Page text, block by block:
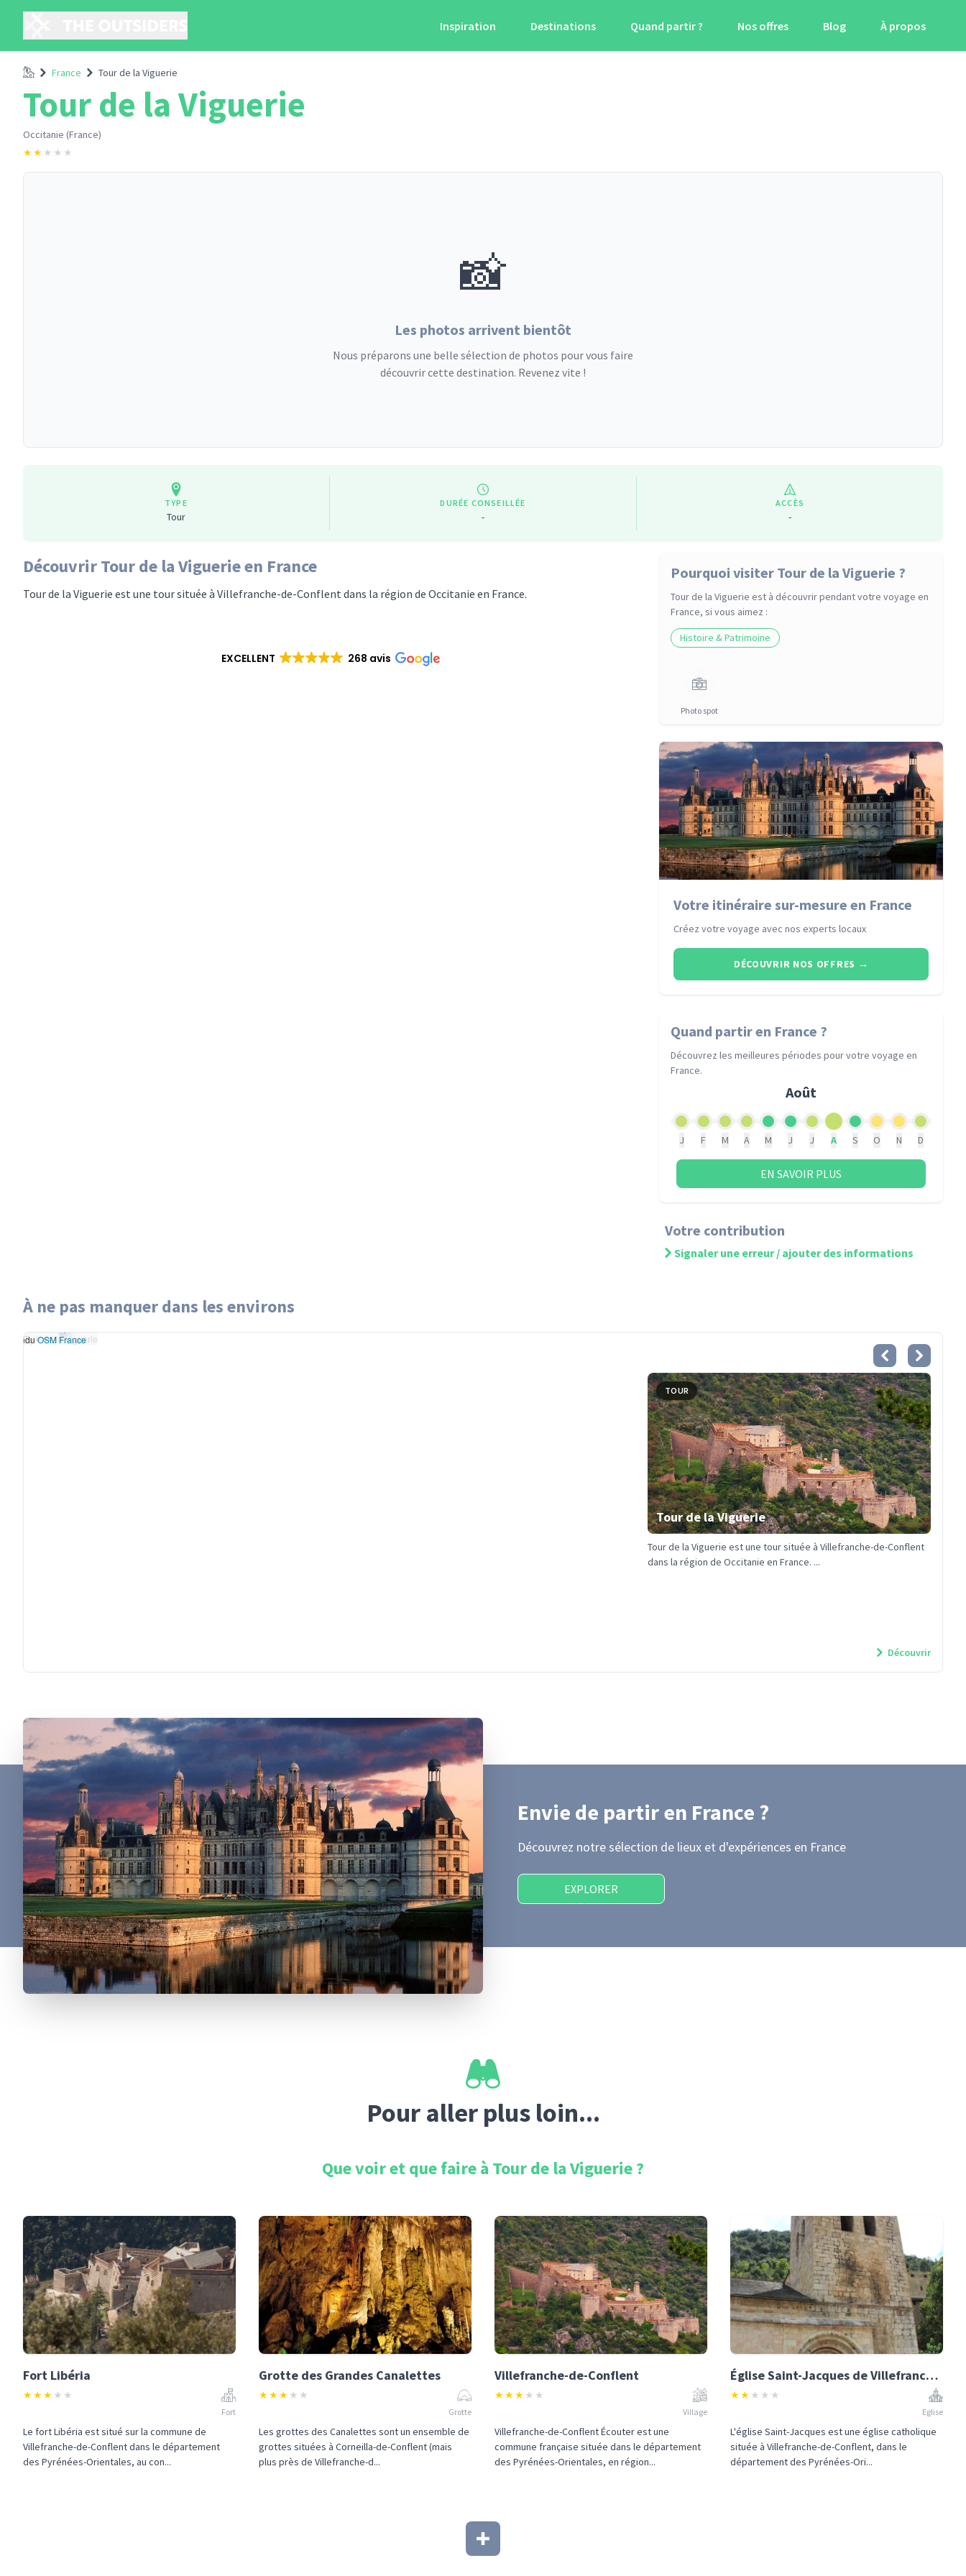
Inspiration Destinations Quand partir ? Nos offres Blog À propos
Accueil
France Tour de la Viguerie
Tour de la Viguerie
Occitanie (France)
★★ ★ ★ ★
📸
Les photos arrivent bientôt
Nous préparons une belle sélection de photos pour vous faire
découvrir cette destination. Revenez vite !
TYPE
Tour
DURÉE CONSEILLÉE
-
ACCÈS
-
Découvrir Tour de la Viguerie en France
Tour de la Viguerie est une tour située à Villefranche-de-Conflent dans la région de Occitanie en France.
EXCELLENT 268 avis
Pourquoi visiter Tour de la Viguerie ?
Tour de la Viguerie est à découvrir pendant votre voyage en
France, si vous aimez :
Histoire & Patrimoine
Photo spot
Votre itinéraire sur-mesure en France
Créez votre voyage avec nos experts locaux
DÉCOUVRIR NOS OFFRES →
Quand partiren France ?
Découvrez les meilleures périodes pour votre voyageen
France.
Août
J F M A M J J A S O N D
EN SAVOIR PLUS
Votre contribution
Signaler une erreur / ajouter des informations
À ne pas manquer dans les environs
Tour de la Viguerie
Leaflet données ©
- renduOSM France
Tour de la Viguerie
TOUR
Tour de la Viguerie
Tour de la Viguerie est une tour située à Villefranche-de-Conflent
dans la région de Occitanie en France. ...
Découvrir
Envie de partiren France ?
Découvrez notre sélection de lieux et d'expériences en France
EXPLORER
Pour aller plus loin...
Que voir et que faire à Tour de la Viguerie?
Fort Libéria
★★★ ★ ★
Fort
Le fort Libéria est situé sur la commune de
Villefranche-de-Conflent dans le département
des Pyrénées-Orientales, au con...
Grotte des Grandes Canalettes
★★★ ★ ★
Grotte
Les grottes des Canalettes sont un ensemble de
grottes situées à Corneilla-de-Conflent (mais
plus près de Villefranche-d...
Villefranche-de-Conflent
★★★ ★ ★
Village
Villefranche-de-Conflent Écouter est une
commune française située dans le département
des Pyrénées-Orientales, en région...
Église Saint-Jacques de Villefranche-de-Conflent
★★ ★ ★ ★
Eglise
L'église Saint-Jacques est une église catholique
située à Villefranche-de-Conflent, dans le
département des Pyrénées-Ori...